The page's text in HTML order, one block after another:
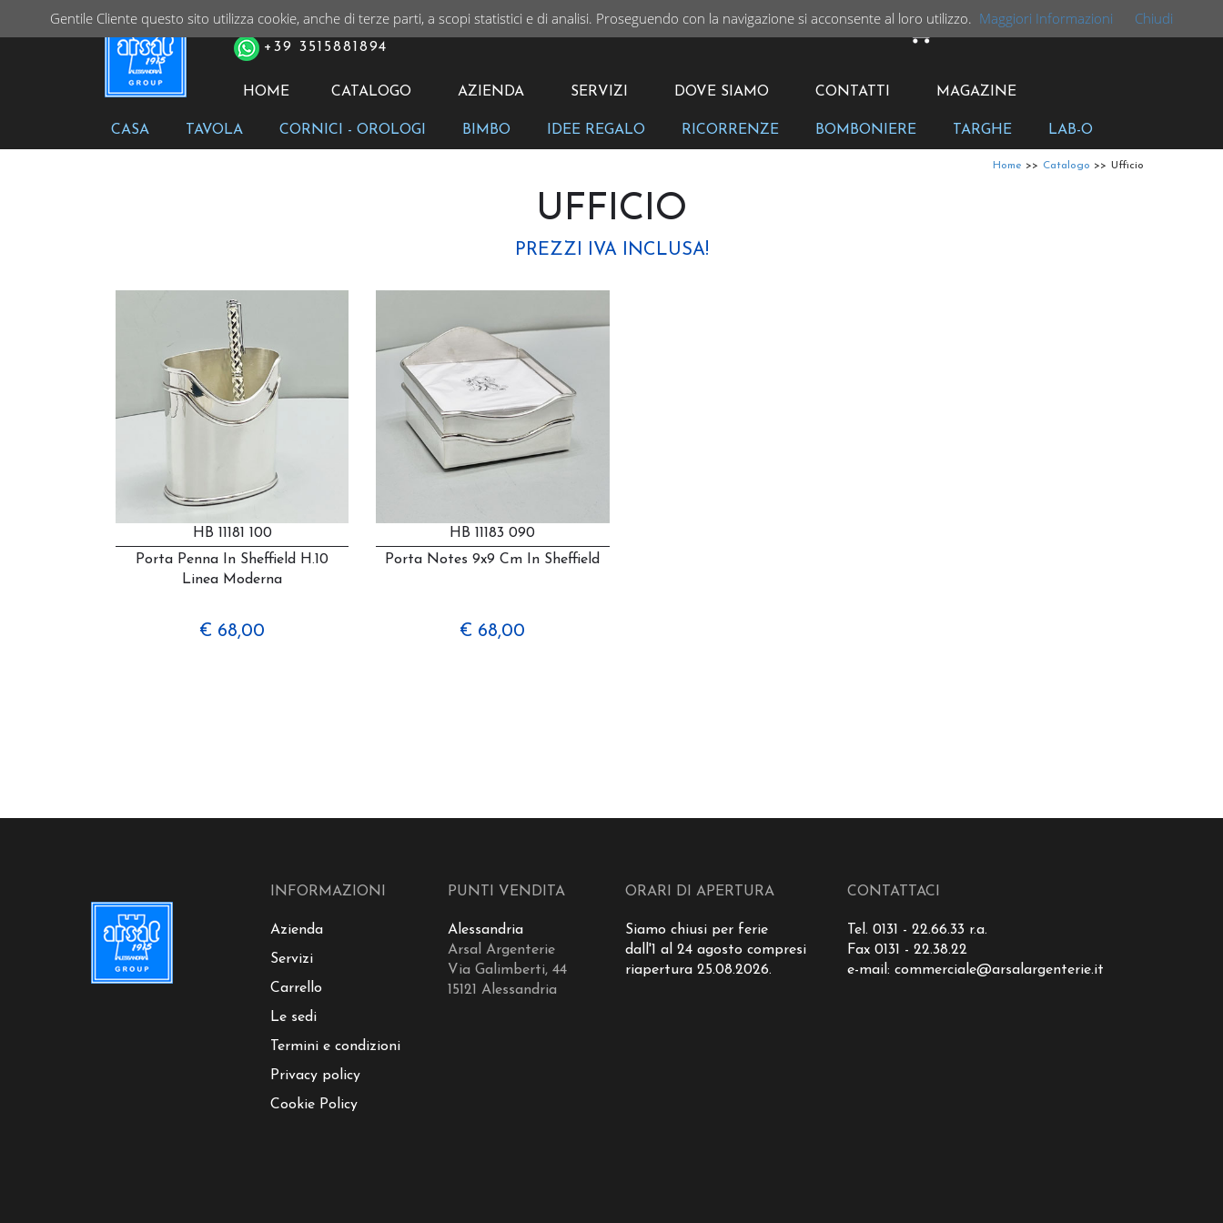
PER ORDINI TELEFONICI
+39 3515881894
HOME CATALOGO AZIENDA SERVIZI DOVE SIAMO CONTATTI MAGAZINE
VAI CARRELLO
CASA TAVOLA CORNICI - OROLOGI BIMBO IDEE REGALO RICORRENZE BOMBONIERE TARGHE LAB-O
Ufficio
Catalogo >>
Home >>
UFFICIO
PREZZI IVA INCLUSA!
HB 11181 100
Porta Penna In Sheffield H.10
Linea Moderna
€ 68,00
HB 11183 090
Porta Notes 9x9 Cm In Sheffield
€ 68,00
INFORMAZIONI
Azienda
Servizi
Carrello
Le sedi
Termini e condizioni
Privacy policy
Cookie Policy
PUNTI VENDITA
Alessandria
Arsal Argenterie
Via Galimberti, 44
15121 Alessandria
ORARI DI APERTURA
Siamo chiusi per ferie
dall'1 al 24 agosto compresi
riapertura 25.08.2026.
CONTATTACI
Tel. 0131 - 22.66.33 r.a.
Fax 0131 - 22.38.22
e-mail: commerciale@arsalargenterie.it
Gentile Cliente questo sito utilizza cookie, anche di terze parti, a scopi statistici e di analisi. Proseguendo con la navigazione si acconsente al loro utilizzo. Maggiori Informazioni Chiudi